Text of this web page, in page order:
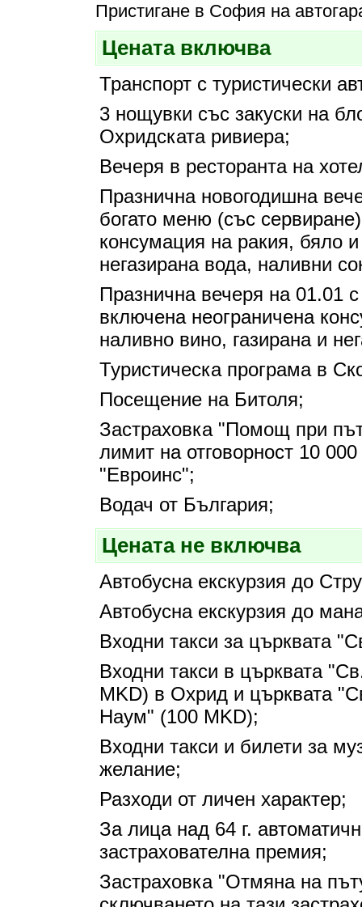
Пристигане в София на
Цената включва
Транспорт с туристически
3 нощувки със закуски на
Охридската ривиера;
Вечеря в ресторанта на
Празнична новогодишна
богато меню (със
консумация на ракия, бяло
негазирана вода, наливни
Празнична вечеря на 01.01
включена неограничена
наливно вино, газирана и
Туристическа програма в
Посещение на Битоля;
Застраховка "Помощ при
лимит на отговорност 10
"Евроинс";
Водач от България;
Цената не включва
Автобусна екскурзия до
Автобусна екскурзия до
Входни такси за църквата
Входни такси в църквата
MKD) в Охрид и църквата
Наум" (100 MKD);
Входни такси и билети за
желание;
Разходи от личен характер;
За лица над 64 г.
застрахователна премия;
Застраховка "Отмяна на